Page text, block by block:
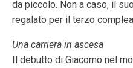
da piccolo. Non a caso, il
regalato per il terzo
Una carriera in ascesa
Il debutto di Giacomo nel